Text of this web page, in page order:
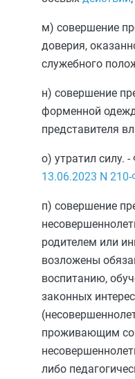
м) совершение
доверия,
служебного
н) совершение
форменной
представителя
о) утратил силу.
13.06.2023 N
п) совершение
родителем или
возложены
воспитанию,
законных
проживающим
либо